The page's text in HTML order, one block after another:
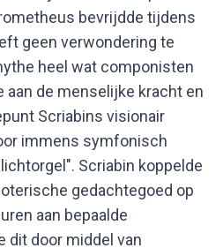
bevrijdde tijdens
geen verwondering te
heel wat componisten
aan de menselijke kracht en
Scriabins visionair
immens symfonisch
Scriabin koppelde
gedachtegoed op
aan bepaalde
dit door middel van